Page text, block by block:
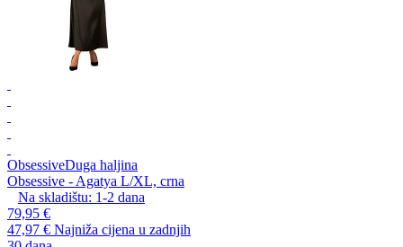
ObsessiveDuga haljina
Obsessive - Agatya L/XL, crna
Na skladištu: 1-2 dana
79,95 €
47,97 € Najniža cijena u zadnjih